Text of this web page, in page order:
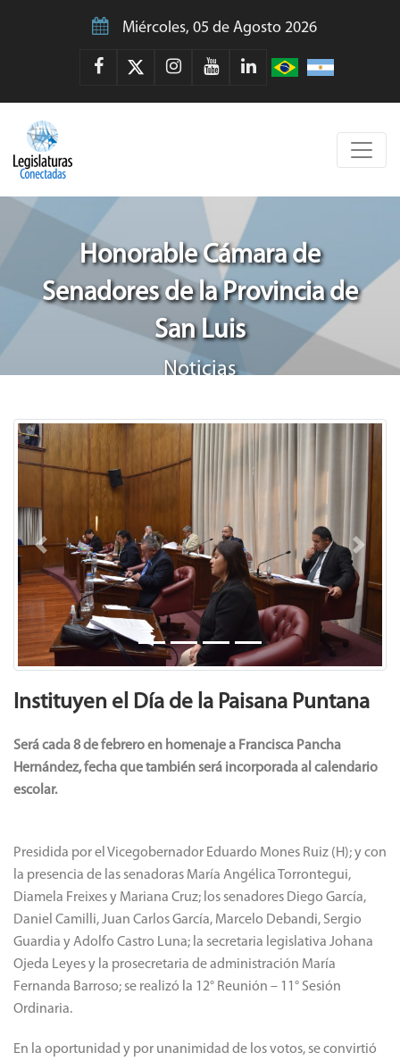
Miércoles, 05 de Agosto 2026
Honorable Cámara de
Senadores de la Provincia de
San Luis
Noticias
Previous Next
Instituyen el Día de la Paisana Puntana
Será cada 8 de febrero en homenaje a Francisca Pancha
Hernández, fecha que también será incorporada al calendario
escolar.
Presidida por el Vicegobernador Eduardo Mones Ruiz (H); y con
la presencia de las senadoras María Angélica Torrontegui,
Diamela Freixes y Mariana Cruz; los senadores Diego García,
Daniel Camilli, Juan Carlos García, Marcelo Debandi, Sergio
Guardia y Adolfo Castro Luna; la secretaria legislativa Johana
Ojeda Leyes y la prosecretaria de administración María
Fernanda Barroso; se realizó la 12° Reunión – 11° Sesión
Ordinaria.
En la oportunidad y por unanimidad de los votos, se convirtió